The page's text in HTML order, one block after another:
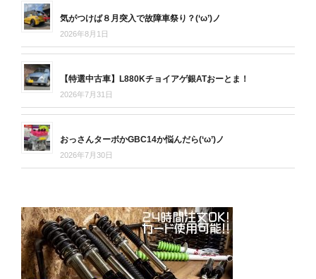
気がつけば８月突入で故障車祭り？(‘ω’)ノ
2026年8月1日
【特選中古車】L880Kチョイアゲ銀ATおーとま！
2026年7月31日
おっさんターボかGBC14か悩んだら(‘ω’)ノ
2026年7月30日